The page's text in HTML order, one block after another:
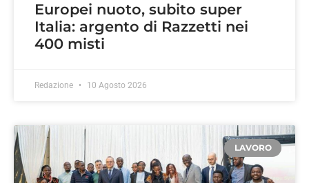
Europei nuoto, subito super
Italia: argento di Razzetti nei
400 misti
Redazione 10 Agosto 2026
LAVORO